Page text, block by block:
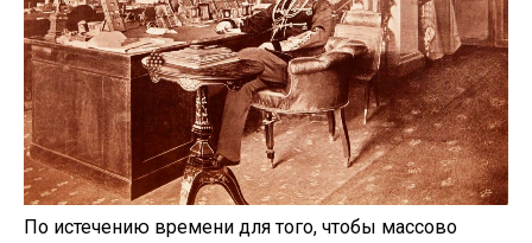
По истечению времени для того, чтобы массово